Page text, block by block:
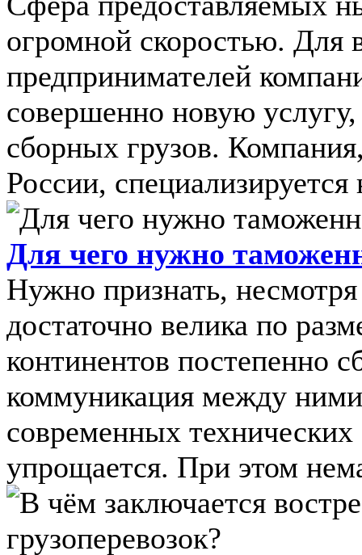
огромной скоростью. Для
предпринимателей
совершенно новую услугу,
сборных грузов.
России, специализируется
Для чего нужно
Нужно признать,
достаточно велика по
континентов постепенно
коммуникация между
современных
упрощается. При этом